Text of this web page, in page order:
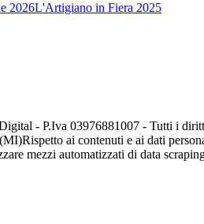
2026L'Artigiano in Fiera 2025
- P.Iva 03976881007 - Tutti i
Rispetto ai contenuti e ai dati
mezzi automatizzati di data